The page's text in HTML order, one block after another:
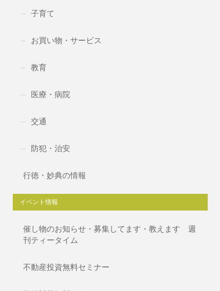
子育て
お買い物・サービス
教育
医療・病院
交通
防犯・治安
行徳・妙典の情報
イベント情報
催し物のお知らせ・募集してます・教えます 週
刊ティータイム
不動産投資無料セミナー